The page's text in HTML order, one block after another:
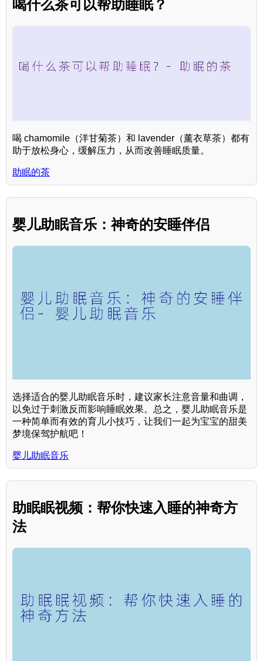
喝什么茶可以帮助睡眠？
喝 chamomile（洋甘菊茶）和 lavender（薰衣草茶）都有
助于放松身心，缓解压力，从而改善睡眠质量。
助眠的茶
婴儿助眠音乐：神奇的安睡伴侣
选择适合的婴儿助眠音乐时，建议家长注意音量和曲调，
以免过于刺激反而影响睡眠效果。总之，婴儿助眠音乐是
一种简单而有效的育儿小技巧，让我们一起为宝宝的甜美
梦境保驾护航吧！
婴儿助眠音乐
助眠眠视频：帮你快速入睡的神奇方
法